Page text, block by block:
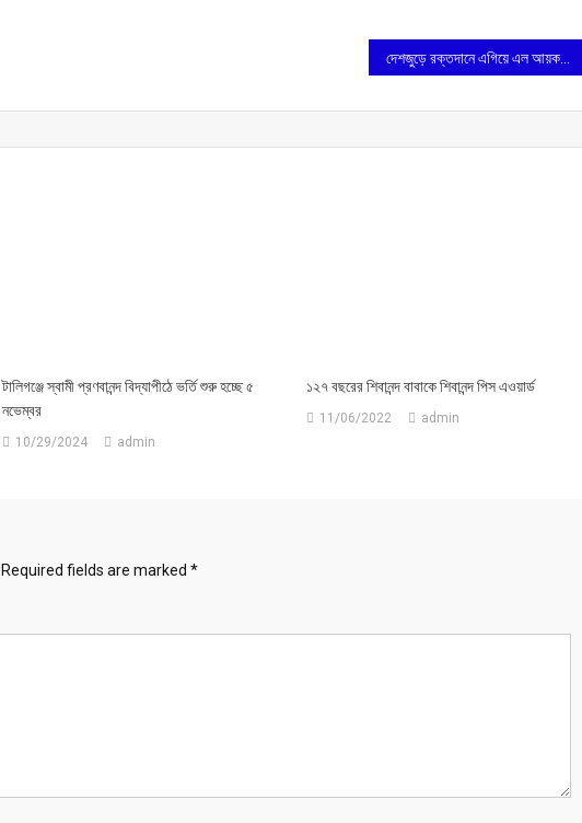
টালিগঞ্জে স্বামী প্রণবানন্দ বিদ্যাপীঠে ভর্তি শুরু হচ্ছে ৫
নভেম্বর
10/29/2024 admin
১২৭ বছরের শিবানন্দ বাবাকে শিবানন্দ পিস এওয়ার্ড
11/06/2022 admin
Required fields are marked *